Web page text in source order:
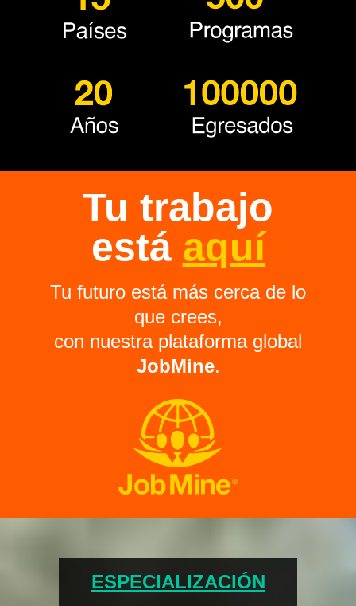
Tu trabajo
está aquí
Tu futuro está más cerca de lo
que crees,
con nuestra plataforma global
JobMine.
ESPECIALIZACIÓN